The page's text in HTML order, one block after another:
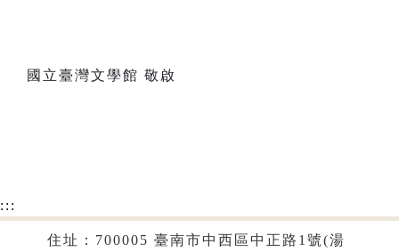
國立臺灣文學館 敬啟
:::
住址：700005 臺南市中西區中正路1號(湯